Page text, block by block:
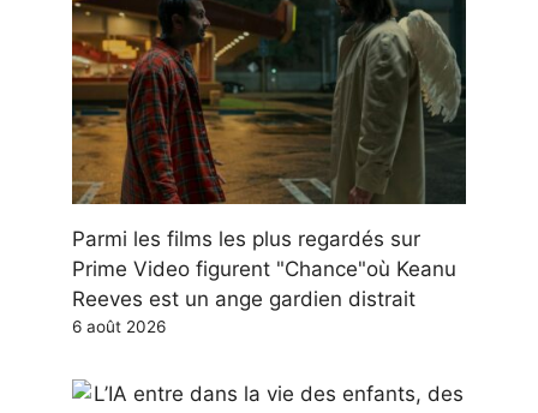
Parmi les films les plus regardés sur
Prime Video figurent "Chance"où Keanu
Reeves est un ange gardien distrait
6 août 2026